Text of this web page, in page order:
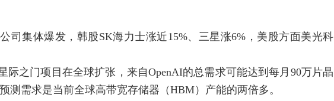
集体爆发，韩股SK海力士涨近15%、三星涨6%，美股方面美光科
之门项目在全球扩张，来自OpenAI的总需求可能达到每月90万片晶
测需求是当前全球高带宽存储器（HBM）产能的两倍多。